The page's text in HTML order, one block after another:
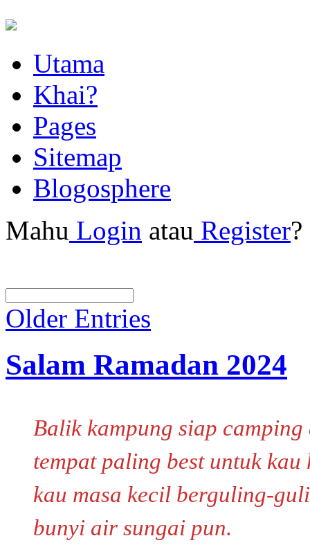
Utama
Khai?
Pages
Sitemap
Blogosphere
Mahu Login atau Register?
Older Entries
Salam Ramadan 2024
Balik kampung siap
tempat paling best untuk
kau masa kecil berguling-
bunyi air sungai pun.